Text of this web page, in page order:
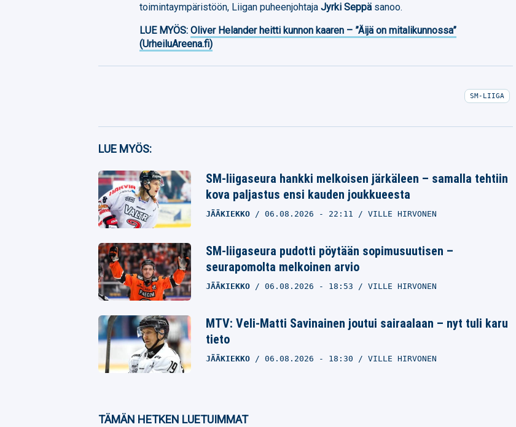
toimintaympäristöön, Liigan puheenjohtajaJyrki Seppä sanoo.
LUE MYÖS:Oliver Helander heitti kunnon kaaren – ”Äijä on mitalikunnossa”
(UrheiluAreena.fi)
Facebook
Twitter
Whatsapp
SM-LIIGA
LUE MYÖS:
SM-liigaseura hankki melkoisen järkäleen – samalla tehtiin
kova paljastus ensi kauden joukkueesta
JÄÄKIEKKO 06.08.2026 - 22:11 VILLE HIRVONEN
SM-liigaseura pudotti pöytään sopimusuutisen –
seurapomolta melkoinen arvio
JÄÄKIEKKO 06.08.2026 - 18:53 VILLE HIRVONEN
MTV: Veli-Matti Savinainen joutui sairaalaan – nyt tuli karu
tieto
JÄÄKIEKKO 06.08.2026 - 18:30 VILLE HIRVONEN
TÄMÄN HETKEN LUETUIMMAT